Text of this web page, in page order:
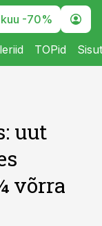
-70%
TOPid
uut
võrra